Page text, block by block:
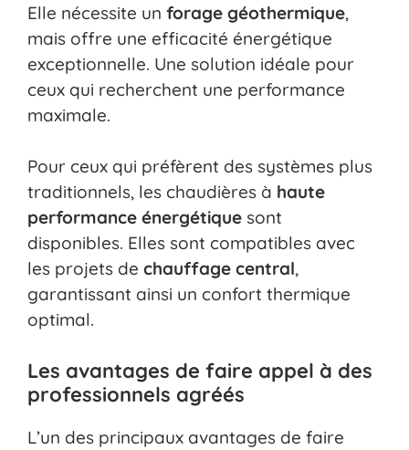
Elle nécessite un forage géothermique,
mais offre une efficacité énergétique
exceptionnelle. Une solution idéale pour
ceux qui recherchent une performance
maximale.
Pour ceux qui préfèrent des systèmes plus
traditionnels, les chaudières à haute
performance énergétique sont
disponibles. Elles sont compatibles avec
les projets de chauffage central,
garantissant ainsi un confort thermique
optimal.
Les avantages de faire appel à des
professionnels agréés
L’un des principaux avantages de faire